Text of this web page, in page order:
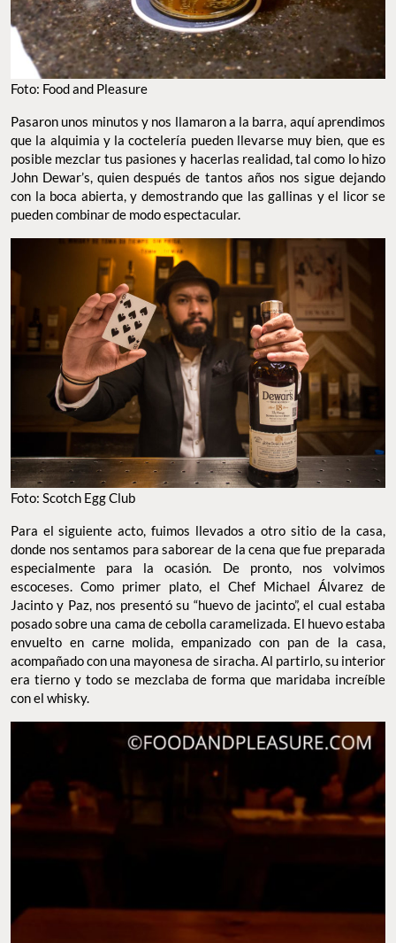
Foto: Food and Pleasure
Pasaron unos minutos y nos llamaron a la barra, aquí aprendimos
que la alquimia y la coctelería pueden llevarse muy bien, que es
posible mezclar tus pasiones y hacerlas realidad, tal como lo hizo
John Dewar’s, quien después de tantos años nos sigue dejando
con la boca abierta, y demostrando que las gallinas y el licor se
pueden combinar de modo espectacular.
Foto: Scotch Egg Club
Para el siguiente acto, fuimos llevados a otro sitio de la casa,
donde nos sentamos para saborear de la cena que fue preparada
especialmente para la ocasión. De pronto, nos volvimos
escoceses. Como primer plato, el Chef Michael Álvarez de
Jacinto y Paz, nos presentó su “huevo de jacinto”, el cual estaba
posado sobre una cama de cebolla caramelizada. El huevo estaba
envuelto en carne molida, empanizado con pan de la casa,
acompañado con una mayonesa de siracha. Al partirlo, su interior
era tierno y todo se mezclaba de forma que maridaba increíble
con el whisky.